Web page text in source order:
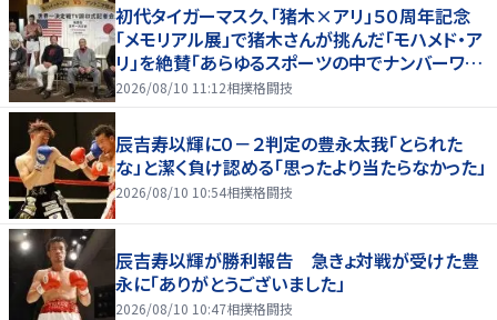
初代タイガーマスク、「猪木×アリ」５０周年記念
「メモリアル展」で猪木さんが挑んだ「モハメド・ア
リ」を絶賛「あらゆるスポーツの中でナンバーワン
の存在」
2026/08/10 11:12相撲格闘技
辰吉寿以輝に０－２判定の豊永太我「とられた
な」と潔く負け認める「思ったより当たらなかった」
2026/08/10 10:54相撲格闘技
辰吉寿以輝が勝利報告 急きょ対戦が受けた豊
永に「ありがとうございました」
2026/08/10 10:47相撲格闘技